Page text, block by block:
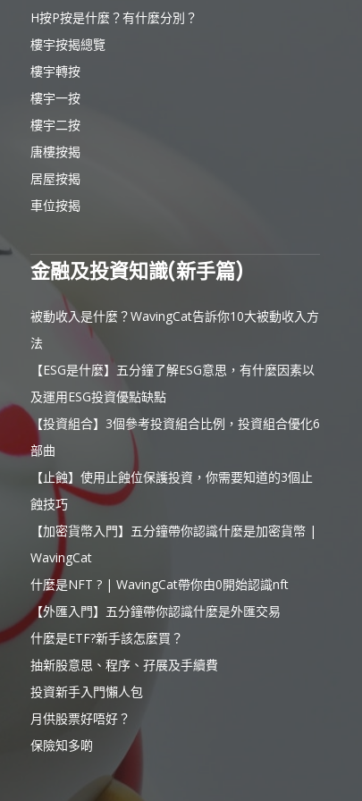
H按P按是什麼？有什麼分別？
樓宇按揭總覽
樓宇轉按
樓宇一按
樓宇二按
唐樓按揭
居屋按揭
車位按揭
金融及投資知識(新手篇)
被動收入是什麼？WavingCat告訴你10大被動收入方
法
【ESG是什麼】五分鐘了解ESG意思，有什麼因素以
及運用ESG投資優點缺點
【投資組合】3個參考投資組合比例，投資組合優化6
部曲
【止蝕】使用止蝕位保護投資，你需要知道的3個止
蝕技巧
【加密貨幣入門】五分鐘帶你認識什麼是加密貨幣 |
WavingCat
什麼是NFT ? | WavingCat帶你由0開始認識nft
【外匯入門】五分鐘帶你認識什麼是外匯交易
什麼是ETF?新手該怎麼買？
抽新股意思、程序、孖展及手續費
投資新手入門懶人包
月供股票好唔好？
保險知多啲